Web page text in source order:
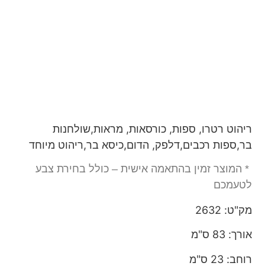
ריהוט רטרו, ספות, כורסאות, מראות,שולחנות
בר,ספות רכבים,דלפק, הדום,כיסא בר,ריהוט מיוחד
* המוצר זמין בהתאמה אישית – כולל בחירת צבע
לטעמכם
מק"ט: 2632
אורך: 83 ס"מ
רוחב: 23 ס"מ